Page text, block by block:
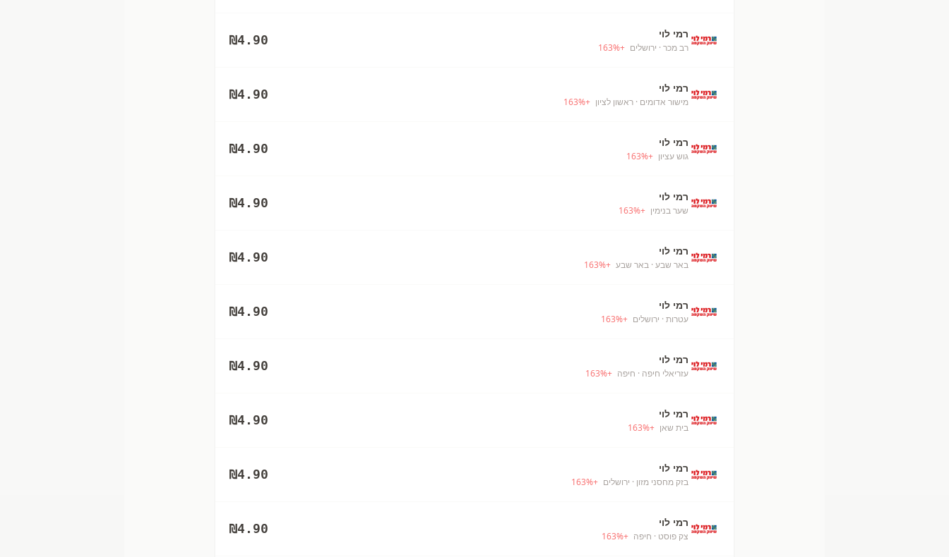
רמי לוי
רב מכר · ירושלים +
163%
₪4.90
רמי לוי
מישור אדומים · ראשון לציון +
163%
₪4.90
רמי לוי
גוש עציון +
163%
₪4.90
רמי לוי
שער בנימין +
163%
₪4.90
רמי לוי
באר שבע · באר שבע +
163%
₪4.90
רמי לוי
עטרות · ירושלים +
163%
₪4.90
רמי לוי
עזריאלי חיפה · חיפה +
163%
₪4.90
רמי לוי
בית שאן +
163%
₪4.90
רמי לוי
בזק מחסני מזון · ירושלים +
163%
₪4.90
רמי לוי
צק פוסט · חיפה +
163%
₪4.90